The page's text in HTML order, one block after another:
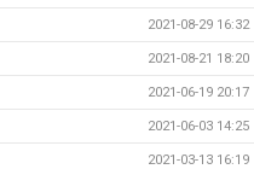
2021-08-29 16:32
2021-08-21 18:20
2021-06-19 20:17
2021-06-03 14:25
2021-03-13 16:19